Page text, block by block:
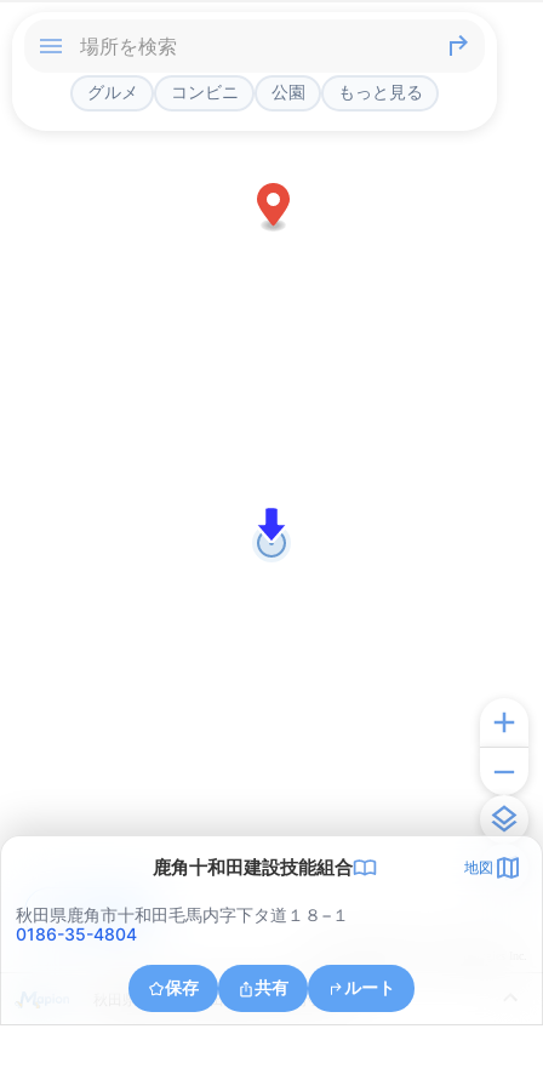
グルメ コンビニ 公園 もっと見る
鹿角十和田建設技能組合 地図
秋田県鹿角市十和田毛馬内字下タ道１８−１
0186-35-4804
保存 共有 ルート
秋田県鹿角市十和田毛馬内字下小路６５
アプリで見る